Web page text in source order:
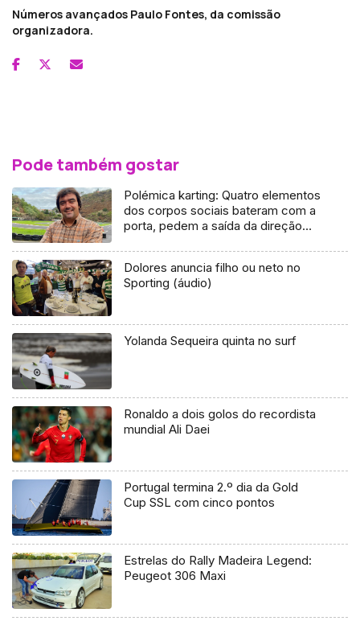
Números avançados Paulo Fontes, da comissão
organizadora.
Pode também gostar
Polémica karting: Quatro elementos
dos corpos sociais bateram com a
porta, pedem a saída da direção
eleições.
Dolores anuncia filho ou neto no
Sporting (áudio)
Yolanda Sequeira quinta no surf
Ronaldo a dois golos do recordista
mundial Ali Daei
Portugal termina 2.º dia da Gold
Cup SSL com cinco pontos
Estrelas do Rally Madeira Legend:
Peugeot 306 Maxi